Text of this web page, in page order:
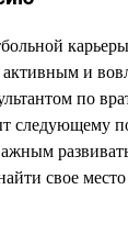
и
по
следующему
свое